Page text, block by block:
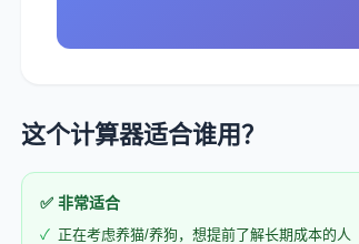
这个计算器适合谁用？
✅ 非常适合
正在考虑养猫/养狗，想提前了解长期成本的人